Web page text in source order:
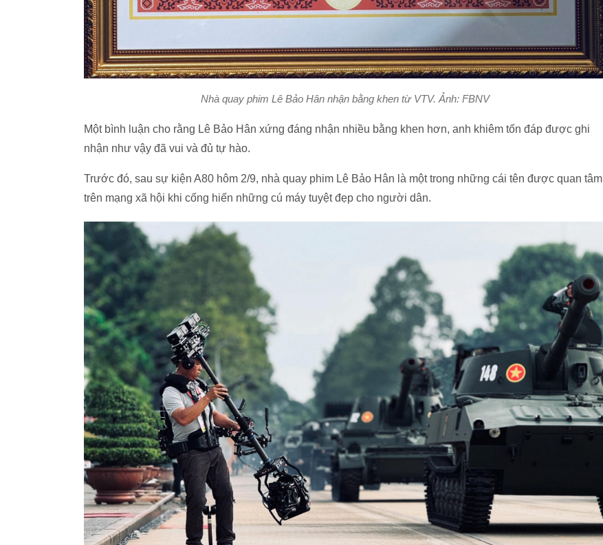
Nhà quay phim Lê Bảo Hân nhận bằng khen từ VTV. Ảnh: FBNV
Một bình luận cho rằng Lê Bảo Hân xứng đáng nhận nhiều bằng khen hơn, anh khiêm tốn đáp được ghi
nhận như vậy đã vui và đủ tự hào.
Trước đó, sau sự kiện A80 hôm 2/9, nhà quay phim Lê Bảo Hân là một trong những cái tên được quan tâm
trên mạng xã hội khi cống hiến những cú máy tuyệt đẹp cho người dân.